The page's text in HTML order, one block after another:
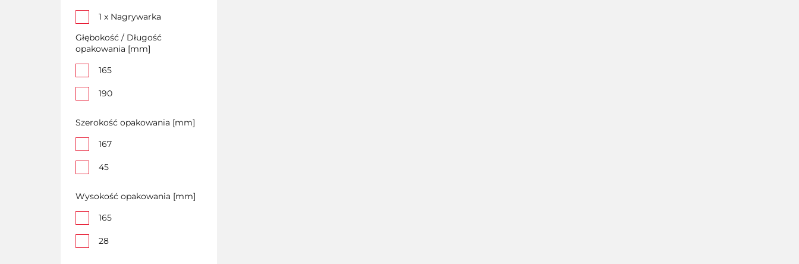
1 x Nagrywarka
USB zasilający, kabel
Głębokość / Długość
opakowania [mm]
165
190
Szerokość opakowania [mm]
167
45
Wysokość opakowania [mm]
165
28